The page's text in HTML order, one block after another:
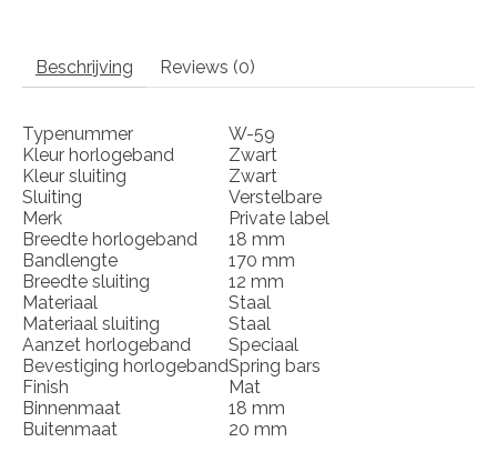
Beschrijving Reviews (0)
Typenummer
W-59
Kleur horlogeband
Zwart
Kleur sluiting
Zwart
Sluiting
Verstelbare
Merk
Private label
Breedte horlogeband
18 mm
Bandlengte
170 mm
Breedte sluiting
12 mm
Materiaal
Staal
Materiaal sluiting
Staal
Aanzet horlogeband
Speciaal
Bevestiging horlogebandSpring bars
Finish
Mat
Binnenmaat
18 mm
Buitenmaat
20 mm